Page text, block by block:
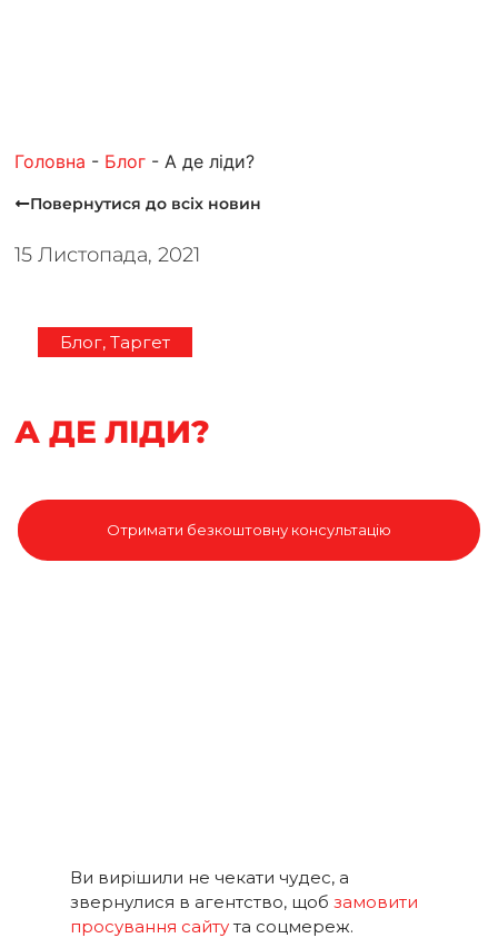
Головна - Блог -А де ліди?
Повернутися до всiх новин
15 Листопада, 2021
Блог,Таргет
А ДЕ ЛІДИ?
Отримати безкоштовну консультацію
Ви вирішили не чекати чудес, а
звернулися в агентство, щобзамовити
просування сайту та соцмереж.